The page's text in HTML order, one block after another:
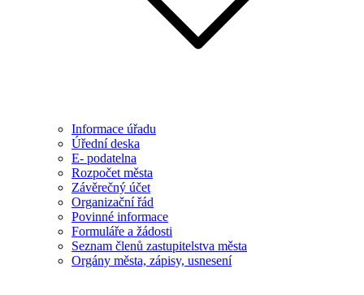
Informace úřadu
Úřední deska
E- podatelna
Rozpočet města
Závěrečný účet
Organizační řád
Povinné informace
Formuláře a žádosti
Seznam členů zastupitelstva města
Orgány města, zápisy, usnesení